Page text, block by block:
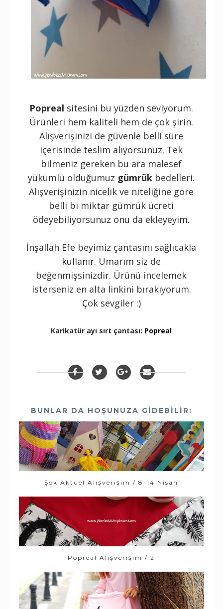
Popreal sitesini bu yüzden seviyorum.
Ürünleri hem kaliteli hem de çok şirin.
Alışverişinizi de güvenle belli süre
içerisinde teslim alıyorsunuz. Tek
bilmeniz gereken bu ara malesef
yükümlü olduğumuz gümrük bedelleri.
Alışverişinizin nicelik ve niteliğine göre
belli bi miktar gümrük ücreti
ödeyebiliyorsunuz onu da ekleyeyim.
İnşallah Efe beyimiz çantasını sağlıcakla
kullanır. Umarım siz de
beğenmişsinizdir. Ürünü incelemek
isterseniz en alta linkini bırakıyorum.
Çok sevgiler :)
Karikatür ayı sırt çantası: Popreal
BUNLAR DA HOŞUNUZA GIDEBILIR:
Şok Aktüel Alışverişim / 8-14 Nisan
Popreal Alışverişim / 2